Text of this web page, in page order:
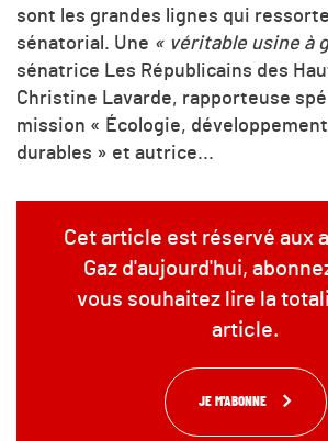
sont les grandes lignes qui
sénatorial. Une « véritable usine à
sénatrice Les Républicains des
Christine Lavarde, rapporteuse
mission « Écologie,
durables » et autrice...
Cet article est réservé aux
Gaz d'aujourd'hui,
vous souhaitez lire la
article.
JE M'ABONNE